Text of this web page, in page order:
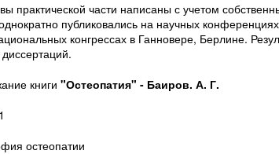
практической части написаны с учетом
публиковались на научных
конгрессах в Ганновере, Берлине.
книги "Остеопатия" - Баиров. А. Г.
остеопатии